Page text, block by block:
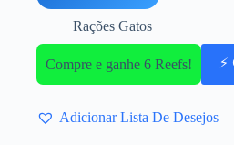
Rações Gatos
Compre e ganhe 6 Reefs!
Adicionar Lista De Desejos